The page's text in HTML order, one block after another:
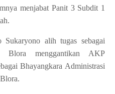
menjabat Panit 3 Subdit 1
alih tugas sebagai
Blora menggantikan AKP
Bhayangkara Administrasi